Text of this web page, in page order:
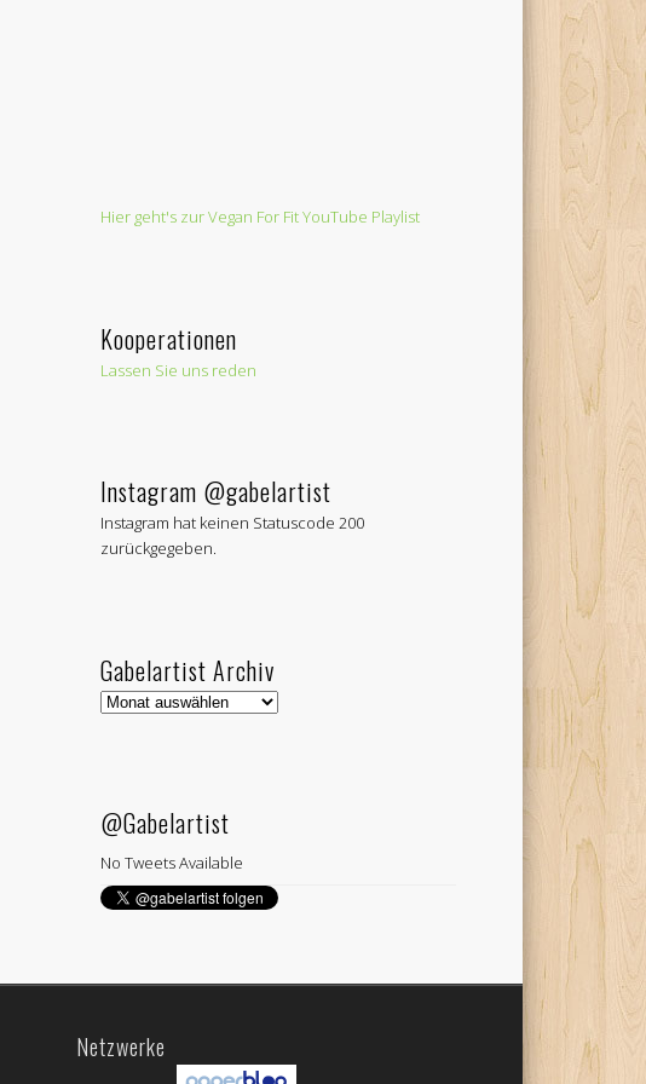
Hier geht's zur Vegan For Fit YouTube Playlist
Kooperationen
Lassen Sie uns reden
Instagram @gabelartist
Instagram hat keinen Statuscode 200
zurückgegeben.
Gabelartist Archiv
Gabelartist
@Gabelartist
No Tweets Available
Netzwerke